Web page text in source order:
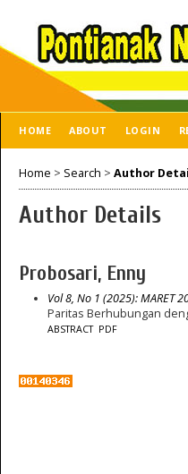
HOME ABOUT LOGIN
Home > Search > Author
Author Details
Probosari, Enny
Vol 8, No 1 (2025): MARET
Paritas Berhubungan
ABSTRACT PDF